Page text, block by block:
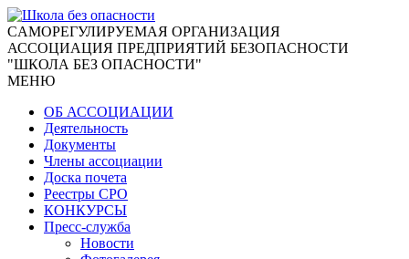
CАМОРЕГУЛИРУЕМАЯ ОРГАНИЗАЦИЯ
АССОЦИАЦИЯ ПРЕДПРИЯТИЙ БЕЗОПАСНОСТИ
"ШКОЛА БЕЗ ОПАСНОСТИ"
МЕНЮ
ОБ АССОЦИАЦИИ
Деятельность
Документы
Члены ассоциации
Доска почета
Реестры СРО
КОНКУРСЫ
Пресс-служба
Новости